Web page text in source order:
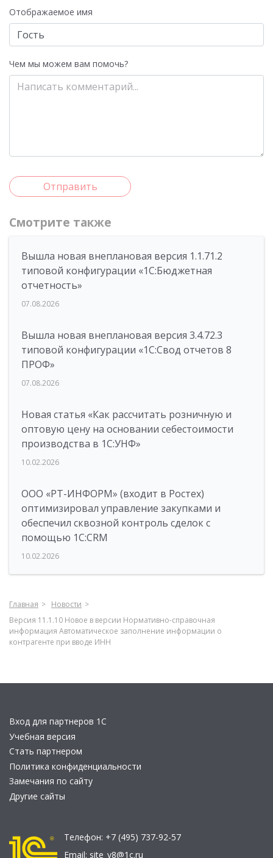
Отображаемое имя
Чем мы можем вам помочь?
Отправить
Смотрите также
Вышла новая внеплановая версия 1.1.71.2
типовой конфигурации «1C:Бюджетная
отчетность»
07.08.2026
Вышла новая внеплановая версия 3.4.72.3
типовой конфигурации «1C:Свод отчетов 8
ПРОФ»
07.08.2026
Новая статья «Как рассчитать розничную и
оптовую цену на основании себестоимости
производства в 1С:УНФ»
10.02.2026
ООО «РТ-ИНФОРМ» (входит в Ростех)
оптимизировал управление закупками и
обеспечил сквозной контроль сделок с
помощью 1С:CRM
10.02.2026
Главная
Новости
Версия 11.1.10 Новое в версии Нормативно-справочная
информация Автоматическое заполнение информации о
контрагенте при вводе ИНН
Вход для партнеров 1С
Учебная версия
Стать партнером
Политика конфиденциальности
Замечания по сайту
Другие сайты
Телефон: +7 (495) 737-92-57
Email: site_v8@1c.ru